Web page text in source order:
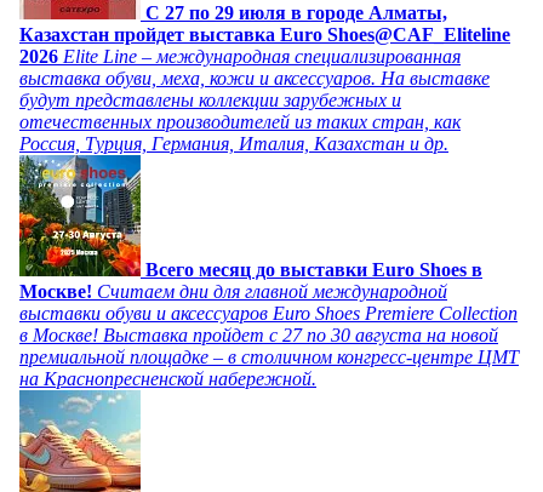
C 27 по 29 июля в городе Алматы,
Казахстан пройдет выставка Euro Shoes@CAF_Eliteline
2026 Elite Line – международная специализированная
выставка обуви, меха, кожи и аксессуаров. На выставке
будут представлены коллекции зарубежных и
отечественных производителей из таких стран, как
Россия, Турция, Германия, Италия, Казахстан и др.
Всего месяц до выставки Euro Shoes в
Москве! Считаем дни для главной международной
выставки обуви и аксессуаров Euro Shoes Premiere Collection
в Москве! Выставка пройдет с 27 по 30 августа на новой
премиальной площадке – в столичном конгресс-центре ЦМТ
на Краснопресненской набережной.